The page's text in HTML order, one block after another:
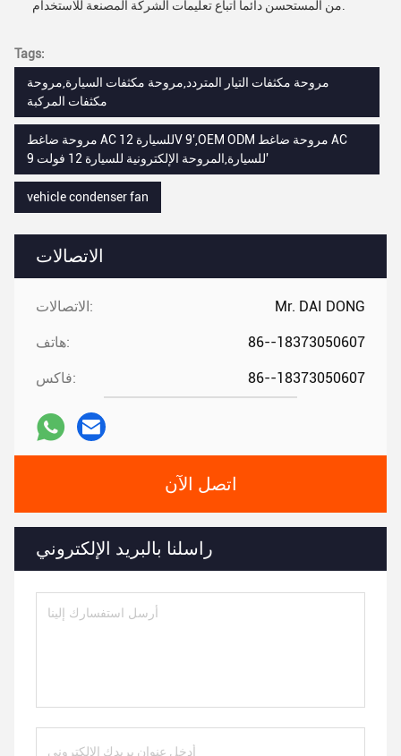
الاتصالات
الاتصالات: Mr. DAI DONG
هاتف: 86--18373050607
فاكس: 86--18373050607
اتصل الآن
راسلنا بالبريد الإلكتروني
Tags:
مروحة مكثفات التيار المتردد,مروحة مكثفات السيارة,مروحة
مكثفات المركبة
مروحة ضاغط AC للسيارة 12V 9',OEM ODM مروحة ضاغط AC
للسيارة,المروحة الإلكترونية للسيارة 12 فولت 9'
vehicle condenser fan